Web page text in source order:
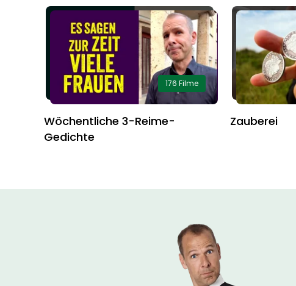
176 Filme
Wöchentliche 3-Reime-
Gedichte
Zauberei